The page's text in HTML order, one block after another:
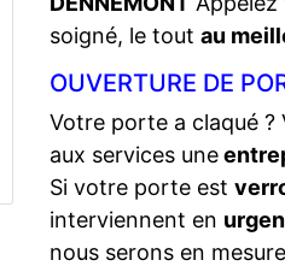
soigné, le tout au
OUVERTURE DE
Votre porte a claqué ?
aux services une
Si votre porte est
interviennent en
nous serons en mesure